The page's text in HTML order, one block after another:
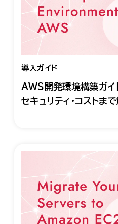
導入ガイド
AWS開発環境構築ガイ
セキュリティ・コストま